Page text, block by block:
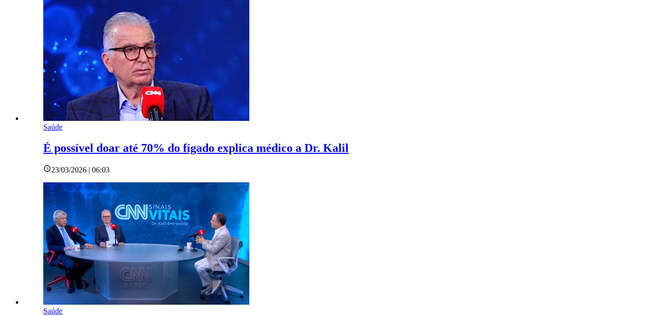
Saúde
É possível doar até 70% do fígado explica médico a Dr. Kalil
23/03/2026 | 06:03
Saúde